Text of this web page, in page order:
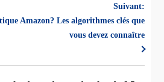
Suivant:
Amazon? Les algorithmes clés que
vous devez connaître